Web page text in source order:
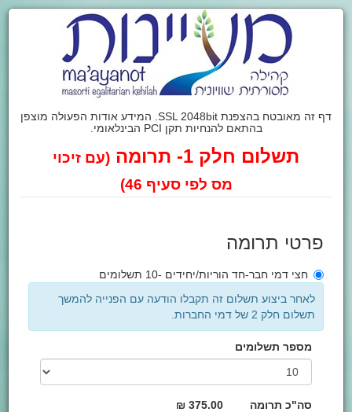
דף זה מאובטח בהצפנת SSL 2048bit. המידע אודות הפעולה מוצפן
בהתאם להנחיות תקן PCI הבינלאומי.
תשלום חלק 1- תרומה
(עם זיכוי
מס לפי סעיף 46)
פרטי תרומה
חצי דמי חבר-חד הוריות/יחידים -10 תשלומים
לאחר ביצוע תשלום זה תקבלו הודעה עם הפנייה להמשך
תשלום חלק 2 של דמי החברות.
מספר תשלומים
סה"כ תרומה 375.00 ₪